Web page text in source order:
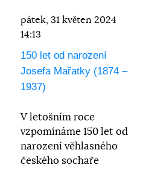
pátek, 31 květen 2024
14:13
150 let od narození
Josefa Mařatky (1874 –
1937)
V letošním roce
vzpomínáme 150 let od
narození věhlasného
českého sochaře